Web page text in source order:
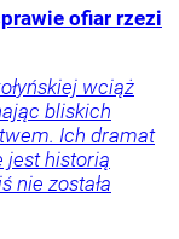
ofiar rzezi
wciąż
bliskich
Ich dramat
jest historią
nie została